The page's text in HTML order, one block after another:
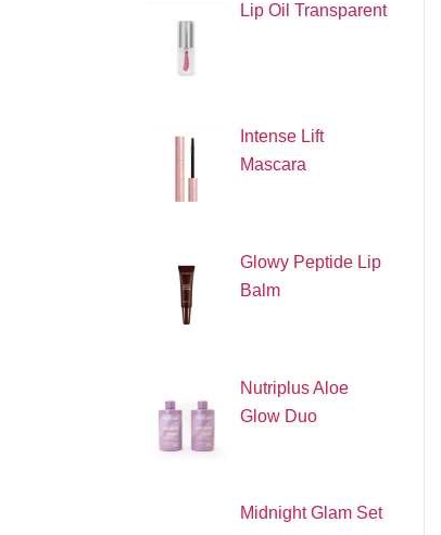
Lip Oil Transparent
Intense Lift
Mascara
Glowy Peptide Lip
Balm
Nutriplus Aloe
Glow Duo
Midnight Glam Set